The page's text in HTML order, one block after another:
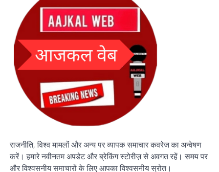
राजनीति, विश्व मामलों और अन्य पर व्यापक समाचार कवरेज का अन्वेषण
करें। हमारे नवीनतम अपडेट और ब्रेकिंग स्टोरीज़ से अवगत रहें। समय पर
और विश्वसनीय समाचारों के लिए आपका विश्वसनीय स्रोत।